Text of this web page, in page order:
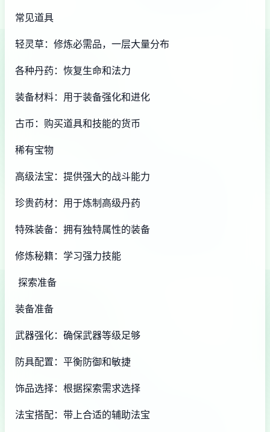
常见道具
轻灵草：修炼必需品，一层大量分布
各种丹药：恢复生命和法力
装备材料：用于装备强化和进化
古币：购买道具和技能的货币
稀有宝物
高级法宝：提供强大的战斗能力
珍贵药材：用于炼制高级丹药
特殊装备：拥有独特属性的装备
修炼秘籍：学习强力技能
探索准备
装备准备
武器强化：确保武器等级足够
防具配置：平衡防御和敏捷
饰品选择：根据探索需求选择
法宝搭配：带上合适的辅助法宝